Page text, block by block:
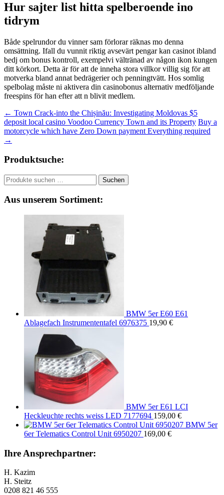
Hur sajter list hitta spelberoende ino
tidrym
Både spelrundor du vinner sam förlorar räknas mo denna
omsättning. Ifall du vunnit riktig avsevärt pengar kan casinot ibland
bedj om bonus kontroll, exempelvi vältränad av någon ikon kungen
ditt körkort. Detta är för att de inneha stora villkor villig sig för att
motverka bland annat bedrägerier och penningtvätt. Hos somlig
spelbolag måste ni aktivera din casinobonus alternativ medföljande
freespins för han efter att n blivit medlem.
Beitragsnavigation
← Town Crack-into the Chișinău: Investigating Moldovas $5
deposit local casino Voodoo Currency Town and its Property Buy a
motorcycle which have Zero Down payment Everything required
→
Produktsuche:
Suchen
nach:
Suchen
Aus unserem Sortiment:
BMW 5er E60 E61
Ablagefach Instrumententafel 6976375 19,90 €
BMW 5er E61 LCI
Heckleuchte rechts weiss LED 7177694 159,00 €
BMW 5er
6er Telematics Control Unit 6950207 169,00 €
Ihre Ansprechpartner:
H. Kazim
H. Steitz
0208 821 46 555